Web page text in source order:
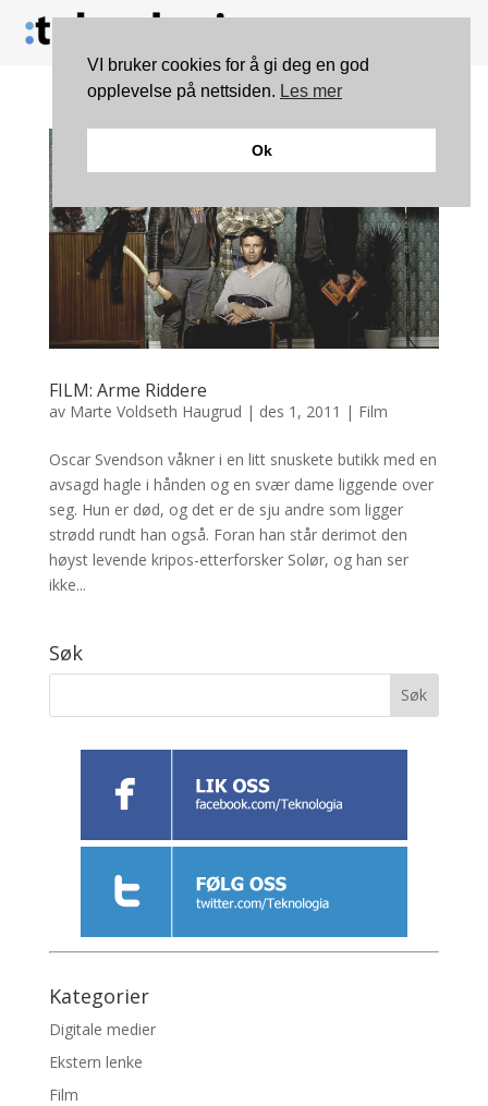
FILM: Arme Riddere
av Marte Voldseth Haugrud | des 1, 2011 | Film
Oscar Svendson våkner i en litt snuskete butikk med en
avsagd hagle i hånden og en svær dame liggende over
seg. Hun er død, og det er de sju andre som ligger
strødd rundt han også. Foran han står derimot den
høyst levende kripos-etterforsker Solør, og han ser
ikke...
Søk
Kategorier
Digitale medier
Ekstern lenke
Film
VI bruker cookies for å gi deg en god
opplevelse på nettsiden. Les mer
Ok